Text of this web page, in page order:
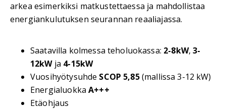
arkea esimerkiksi matkustettaessa ja mahdollistaa
energiankulutuksen seurannan reaaliajassa.
Saatavilla kolmessa teholuokassa: 2-8kW,3-
12kWja 4-15kW
Vuosihyötysuhde SCOP 5,85(mallissa 3-12 kW)
EnergialuokkaA+++
Etäohjaus